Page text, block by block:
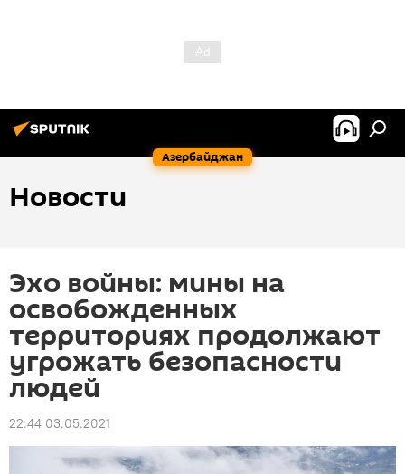
Азербайджан
Новости
Эхо войны: мины на
освобожденных
территориях продолжают
угрожать безопасности
людей
22:44 03.05.2021